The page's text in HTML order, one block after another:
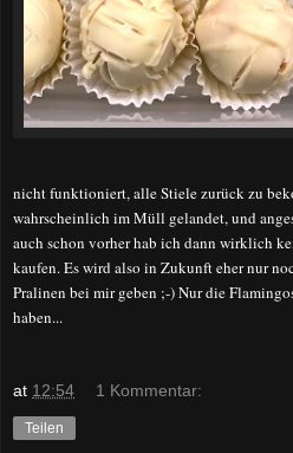
nicht funktioniert, alle Stiele zurück zu
wahrscheinlich im Müll gelandet, und
auch schon vorher hab ich dann wirklich
kaufen. Es wird also in Zukunft eher nur
Pralinen bei mir geben ;-) Nur die
haben...
at 12:54 1 Kommentar:
Teilen